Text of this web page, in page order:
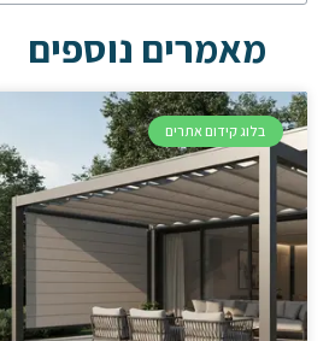
מאמרים נוספים
בלוג קידום אתרים